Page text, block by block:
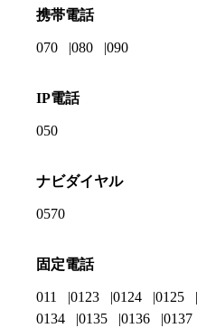
携帯電話
070 080 090
IP電話
050
ナビダイヤル
0570
固定電話
011 0123 0124 0125
0134
0135 0136 0137